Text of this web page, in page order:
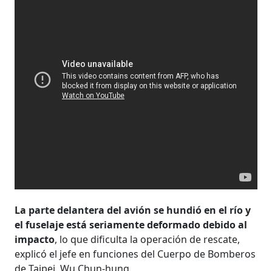
La parte delantera del avión se hundió en el río y
el fuselaje está seriamente deformado debido al
impacto, lo que dificulta la operación de rescate,
explicó el jefe en funciones del Cuerpo de Bomberos